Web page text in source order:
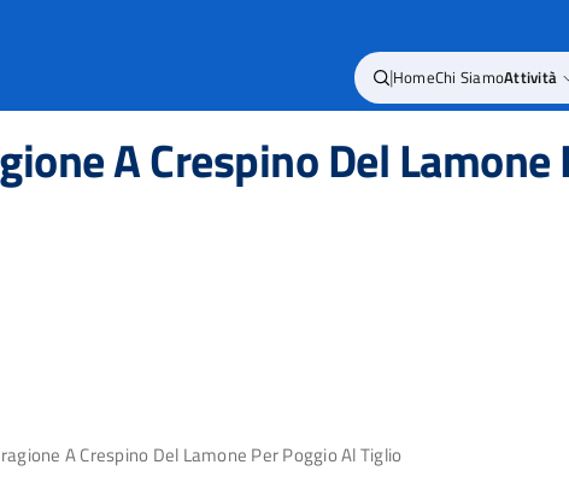
|HomeChi SiamoAttività
A Crespino Del Lamone
A Crespino Del Lamone Per Poggio Al Tiglio